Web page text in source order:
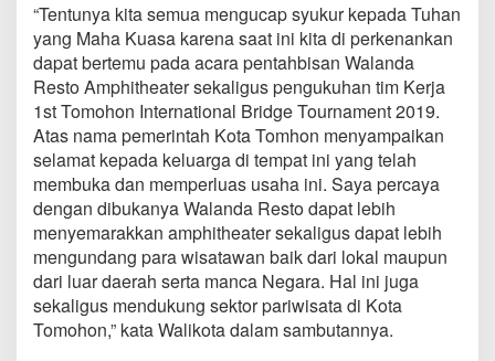
n
W
a
l
a
n
d
a
R
e
s
t
o
A
m
p
h
“Tentunya kita semua mengucap syukur kepada Tuhan
yang Maha Kuasa karena saat ini kita di perkenankan
dapat bertemu pada acara pentahbisan Walanda
Resto Amphitheater sekaligus pengukuhan tim Kerja
1st Tomohon International Bridge Tournament 2019.
Atas nama pemerintah Kota Tomhon menyampaikan
selamat kepada keluarga di tempat ini yang telah
membuka dan memperluas usaha ini. Saya percaya
dengan dibukanya Walanda Resto dapat lebih
menyemarakkan amphitheater sekaligus dapat lebih
mengundang para wisatawan baik dari lokal maupun
dari luar daerah serta manca Negara. Hal ini juga
sekaligus mendukung sektor pariwisata di Kota
Tomohon,” kata Walikota dalam sambutannya.